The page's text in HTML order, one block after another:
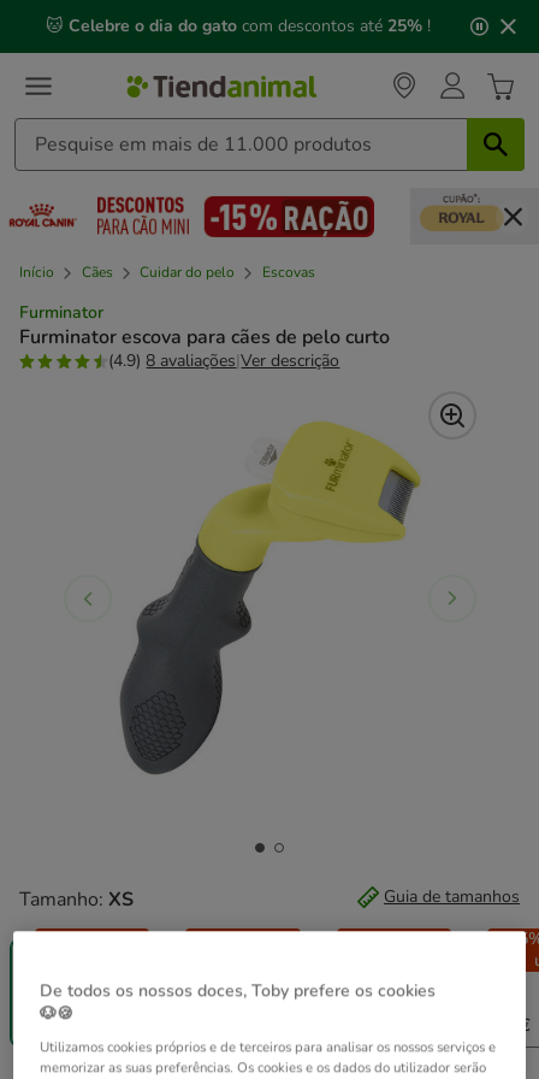
mensagem,
🐱 Celebre o dia do gato com descontos até 25% !
Início Cães Cuidar do pelo Escovas
Furminator
Furminator escova para cães de pelo curto
(4.9)8 avaliações|Ver descrição
Tamanho: XS Guia de tamanhos
XS
-25% na 2ª
31.99€
S
-25% na 2ª
32.29€
M
-25% na 2ª
-
41.79€
De todos os nossos doces, Toby prefere os cookies
🐶🍪
Utilizamos cookies próprios e de terceiros para analisar os nossos serviços e
memorizar as suas preferências. Os cookies e os dados do utilizador serão